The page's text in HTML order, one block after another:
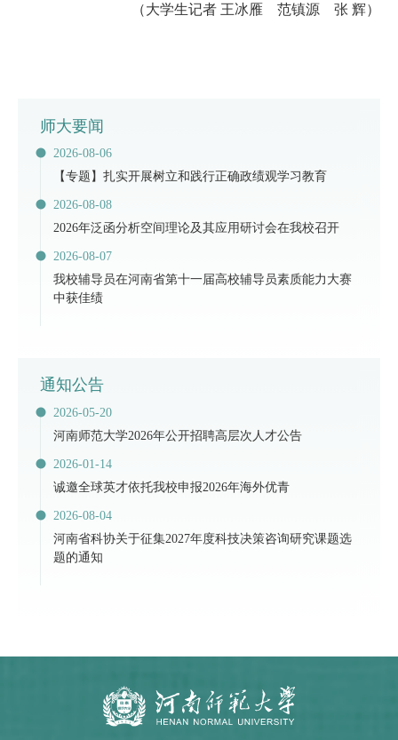
（大学生记者 王冰雁 范镇源 张 辉）
师大要闻
2026-08-06
【专题】扎实开展树立和践行正确政绩观学习教育
2026-08-08
2026年泛函分析空间理论及其应用研讨会在我校召开
2026-08-07
​我校辅导员在河南省第十一届高校辅导员素质能力大赛
中获佳绩
通知公告
2026-05-20
河南师范大学2026年公开招聘高层次人才公告
2026-01-14
诚邀全球英才依托我校申报2026年海外优青
2026-08-04
河南省科协关于征集2027年度科技决策咨询研究课题选
题的通知